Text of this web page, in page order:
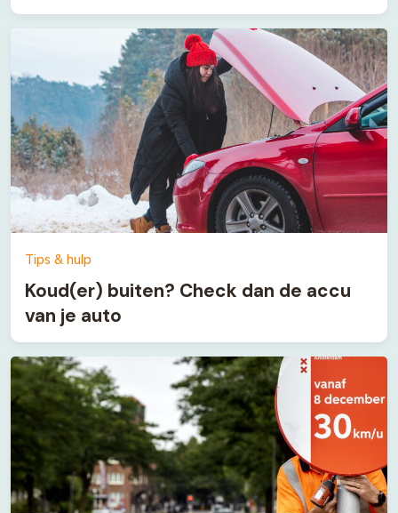
Tips & hulp
Koud(er) buiten? Check dan de accu
van je auto